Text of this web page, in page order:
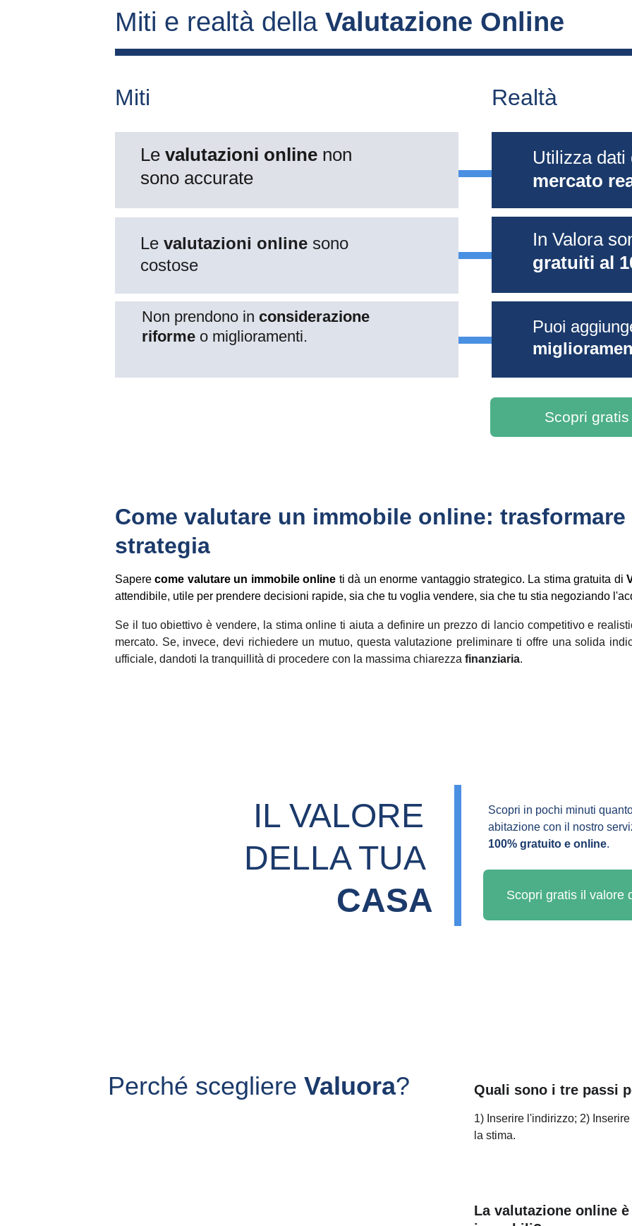
Scopri
Miti e realtà della Valutazione Online
Miti Realtà
Le valutazioni online non
sono accurate
Le valutazioni online sono
costose
Non prendono in considerazione
riforme o miglioramenti.
Utilizza dati
mercato
In Valora
gratuiti al
Puoi
Come valutare un immobile online:
strategia
Sapere come valutare un immobile online ti dà un enorme vantaggio strategico. La stima gratuita di
attendibile, utile per prendere decisioni rapide, sia che tu voglia vendere, sia che tu stia negoziando
Se il tuo obiettivo è vendere, la stima online ti aiuta a definire un prezzo di lancio competitivo e
mercato. Se, invece, devi richiedere un mutuo, questa valutazione preliminare ti offre una solida
ufficiale, dandoti la tranquillità di procedere con la massima chiarezza finanziaria.
IL VALORE
DELLA TUA
CASA
Scopri gratis il valore
Scopri in pochi minuti
abitazione con il nostro
100% gratuito e online.
Perché scegliere Valuora? Quali sono i tre passi
1) Inserire l'indirizzo; 2)
la stima.
La valutazione online